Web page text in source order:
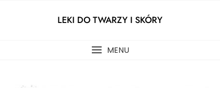
LEKI DO TWARZY I SKÓRY
MENU